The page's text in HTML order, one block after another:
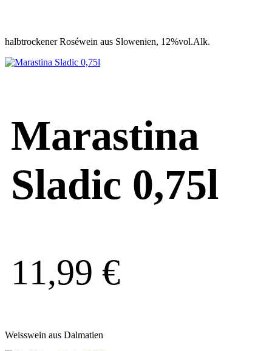
halbtrockener Roséwein aus Slowenien, 12%vol.Alk.
Marastina
Sladic 0,75l
11,99 €
Weisswein aus Dalmatien